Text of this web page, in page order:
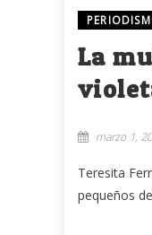
La
marzo 1,
Teresita
pequeños